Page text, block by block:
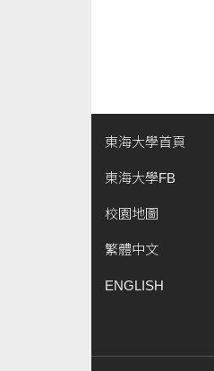
東海大學首頁
東海大學FB
校園地圖
繁體中文
ENGLISH